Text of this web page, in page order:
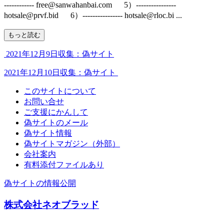
------------ free@sanwahanbai.com 5）----------------
hotsale@prvf.bid 6）---------------- hotsale@rloc.bi ...
もっと読む
2021年12月9日収集：偽サイト
2021年12月10日収集：偽サイト
このサイトについて
お問い合せ
ご支援にかんして
偽サイトのメール
偽サイト情報
偽サイトマガジン（外部）
会社案内
有料添付ファイルあり
偽サイトの情報公開
株式会社ネオブラッド